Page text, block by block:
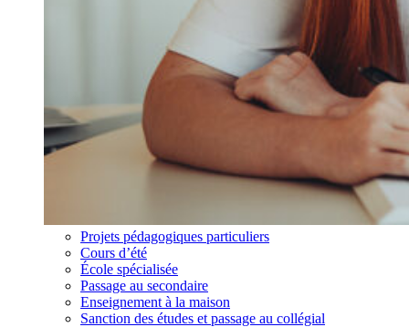
Projets pédagogiques particuliers
Cours d’été
École spécialisée
Passage au secondaire
Enseignement à la maison
Sanction des études et passage au collégial